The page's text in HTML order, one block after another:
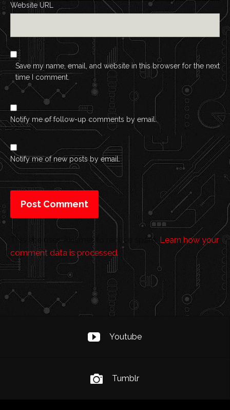
Website URL
Save my name, email, and website in this browser for the next
time I comment.
Notify me of follow-up comments by email.
Notify me of new posts by email.
This site uses Akismet to reduce spam. Learn how your
comment data is processed.
Youtube
Tumblr